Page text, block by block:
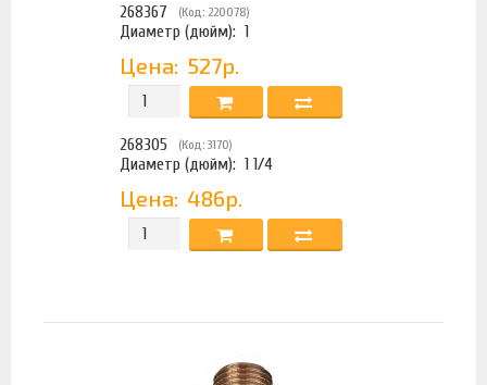
268367 (Код: 220078)
Диаметр (дюйм): 1
Цена: 527р.
268305 (Код: 3170)
Диаметр (дюйм): 1 1/4
Цена: 486р.